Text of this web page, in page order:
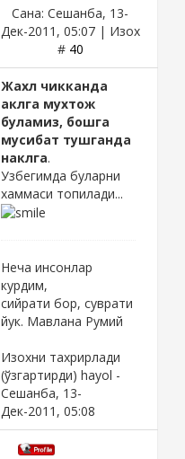
Сана: Сешанба, 13-
Дек-2011, 05:07 | Изох
# 40
Жахл чикканда
аклга мухтож
буламиз, бошга
мусибат тушганда
наклга.
Узбегимда буларни
хаммаси топилади...
Неча инсонлар
курдим,
сийрати бор, суврати
йук. Мавлана Румий
Изохни тахрирлади
(ўзгартирди) hayol -
Сешанба, 13-
Дек-2011, 05:08